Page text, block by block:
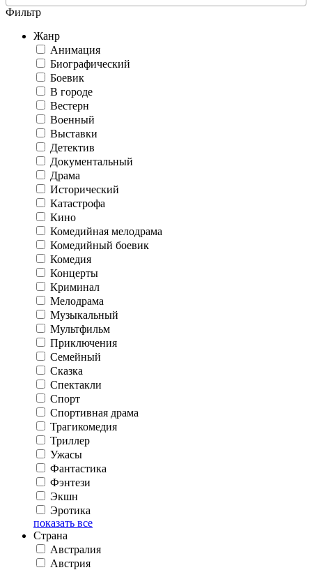
Фильтр
Жанр
Анимация
Биографический
Боевик
В городе
Вестерн
Военный
Выставки
Детектив
Документальный
Драма
Исторический
Катастрофа
Кино
Комедийная мелодрама
Комедийный боевик
Комедия
Концерты
Криминал
Мелодрама
Музыкальный
Мультфильм
Приключения
Семейный
Сказка
Спектакли
Спорт
Спортивная драма
Трагикомедия
Триллер
Ужасы
Фантастика
Фэнтези
Экшн
Эротика
показать все
Страна
Австралия
Австрия